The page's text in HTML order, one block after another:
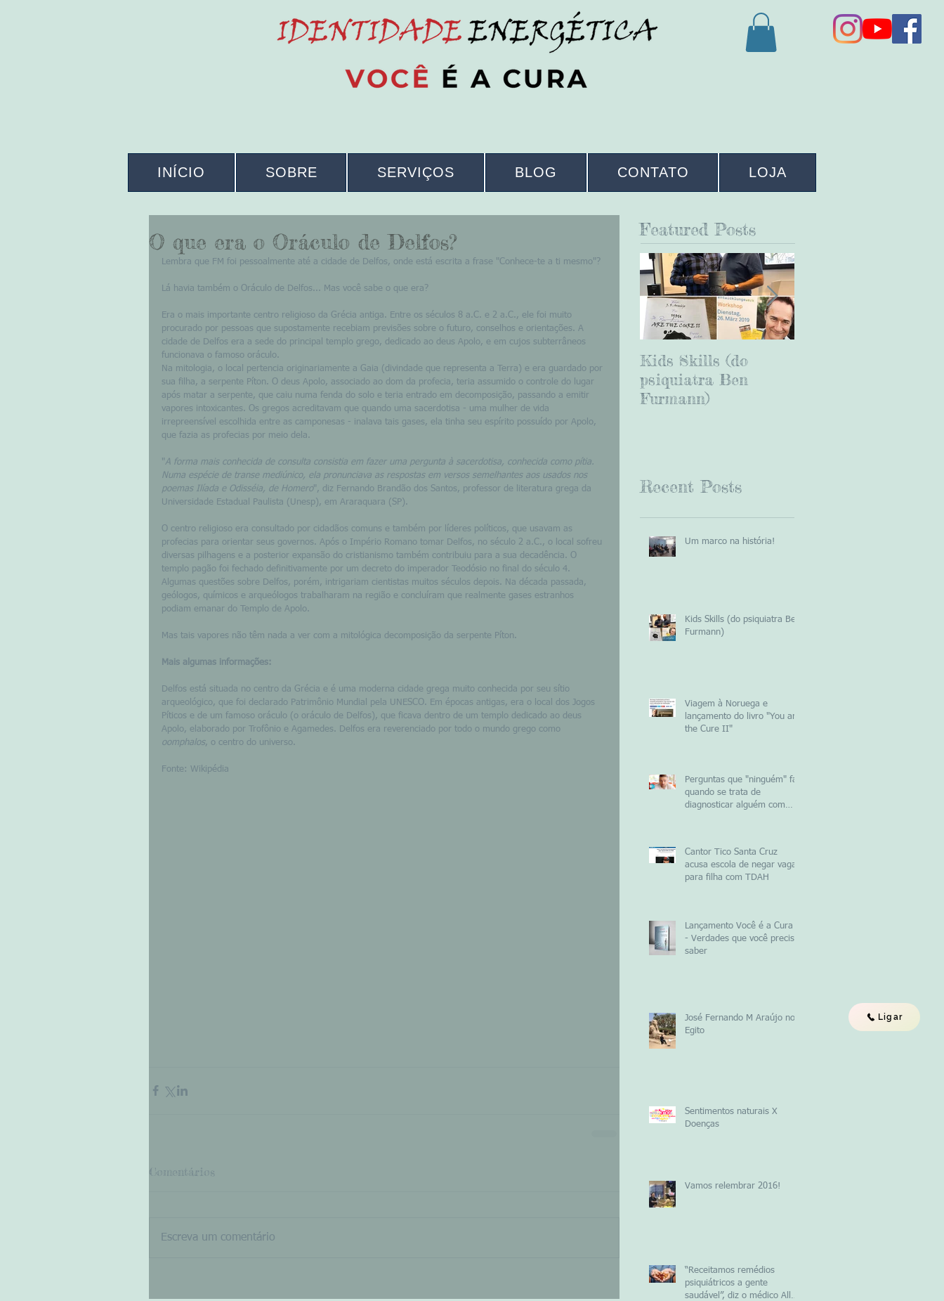
INÍCIO SOBRE SERVIÇOS BLOG CONTATO LOJA
Ligar
O que era o Oráculo de Delfos?
Lembra que FM foi pessoalmente até a cidade de Delfos, onde está escrita a frase "Conhece-te a ti mesmo"?
Lá havia também o Oráculo de Delfos... Mas você sabe o que era?
Era o mais importante centro religioso da Grécia antiga. Entre os séculos 8 a.C. e 2 a.C., ele foi muito
procurado por pessoas que supostamente recebiam previsões sobre o futuro, conselhos e orientações. A
cidade de Delfos era a sede do principal templo grego, dedicado ao deus Apolo, e em cujos subterrâneos
funcionava o famoso oráculo.
Na mitologia, o local pertencia originariamente a Gaia (divindade que representa a Terra) e era guardado por
sua filha, a serpente Píton. O deus Apolo, associado ao dom da profecia, teria assumido o controle do lugar
após matar a serpente, que caiu numa fenda do solo e teria entrado em decomposição, passando a emitir
vapores intoxicantes. Os gregos acreditavam que quando uma sacerdotisa - uma mulher de vida
irrepreensível escolhida entre as camponesas - inalava tais gases, ela tinha seu espírito possuído por Apolo,
que fazia as profecias por meio dela.
"A forma mais conhecida de consulta consistia em fazer uma pergunta à sacerdotisa, conhecida como pítia.
Numa espécie de transe mediúnico, ela pronunciava as respostas em versos semelhantes aos usados nos
poemas Ilíada e Odisséia, de Homero", diz Fernando Brandão dos Santos, professor de literatura grega da
Universidade Estadual Paulista (Unesp), em Araraquara (SP).
O centro religioso era consultado por cidadãos comuns e também por líderes políticos, que usavam as
profecias para orientar seus governos. Após o Império Romano tomar Delfos, no século 2 a.C., o local sofreu
diversas pilhagens e a posterior expansão do cristianismo também contribuiu para a sua decadência. O
templo pagão foi fechado definitivamente por um decreto do imperador Teodósio no final do século 4.
Algumas questões sobre Delfos, porém, intrigariam cientistas muitos séculos depois. Na década passada,
geólogos, químicos e arqueólogos trabalharam na região e concluíram que realmente gases estranhos
podiam emanar do Templo de Apolo.
Mas tais vapores não têm nada a ver com a mitológica decomposição da serpente Píton.
Mais algumas informações:
Delfos está situada no centro da Grécia e é uma moderna cidade grega muito conhecida por seu sítio
arqueológico, que foi declarado Patrimônio Mundial pela UNESCO. Em épocas antigas, era o local dos Jogos
Píticos e de um famoso oráculo (o oráculo de Delfos), que ficava dentro de um templo dedicado ao deus
Apolo, elaborado por Trofônio e Agamedes. Delfos era reverenciado por todo o mundo grego como
oomphalos, o centro do universo.
Fonte: Wikipédia
Comentários
Escreva um comentário
Featured Posts
Kids Skills (do
psiquiatra Ben
Furmann)
Recent Posts
Um marco na história!
Kids Skills (do psiquiatra Ben
Furmann)
Viagem à Noruega e
lançamento do livro "You are
the Cure II"
Perguntas que "ninguém" faz
quando se trata de
diagnosticar alguém com
Cantor Tico Santa Cruz
acusa escola de negar vaga
para filha com TDAH
Lançamento Você é a Cura 2
- Verdades que você precisa
saber
José Fernando M Araújo no
Egito
Sentimentos naturais X
Doenças
Vamos relembrar 2016!
“Receitamos remédios
psiquiátricos a gente
saudável”, diz o médico Allen